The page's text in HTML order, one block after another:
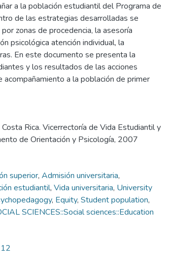
a la población estudiantil del Programa de
de las estrategias desarrolladas se
zonas de procedencia, la asesoría
psicológica atención individual, la
En este documento se presenta la
y los resultados de las acciones
a la población de primer
Rica. Vicerrectoría de Vida Estudiantil y
de Orientación y Psicología, 2007
superior, Admisión universitaria,
estudiantil, Vida universitaria, University
, Equity, Student population,
SCIENCES::Social sciences::Education